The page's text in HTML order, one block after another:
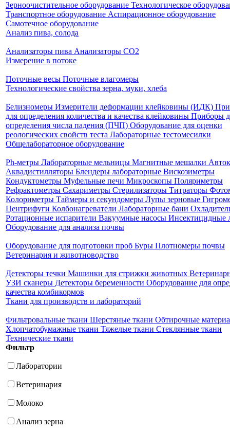
Зерноочистительное оборудование Технологическое
Транспортное оборудование Аспирационное оборудование
Самотечное оборудование
Анализ пива, солода
Анализаторы пива Анализаторы СО2
Измерение в потоке
Поточные весы Поточные влагомеры
Технологические свойства зерна, муки, хлеба
Белизномеры Измерители деформации клейковины (ИДК)
для определения количества и качества клейковины Приборы
определения числа падения (ПЧП) Оборудование для оценки
реологических свойств теста Лабораторные тестомесилки
Общелабораторное оборудование
Ph-метры Лабораторные мельницы Магнитные мешалки
Аквадистилляторы Блендеры лабораторные Вискозиметры
Кондуктометры Муфельные печи Микроскопы Поляриметры
Рефрактометры Сахариметры Стерилизаторы Титраторы
Колориметры Таймеры и секундомеры Лупы зерновые
Центрифуги Колбонагреватели Лабораторные бани
Ротационные испарители Вакуумные насосы Инсектицидные
Оборудование для анализа почвы
Оборудование для подготовки проб Буры Плотномеры почвы
Ветеринария и животноводство
Детекторы течки Машинки для стрижки животных
УЗИ сканеры Детекторы беременности Оборудование для
качества комбикормов
Ткани для производств и лабораторий
Фильтровальные ткани Шерстяные ткани Обтирочные
Хлопчатобумажные ткани Тяжелые ткани Стеклянные ткани
Технические ткани
Фильтр
Лаборатории
Ветеринария
Молоко
Анализ зерна